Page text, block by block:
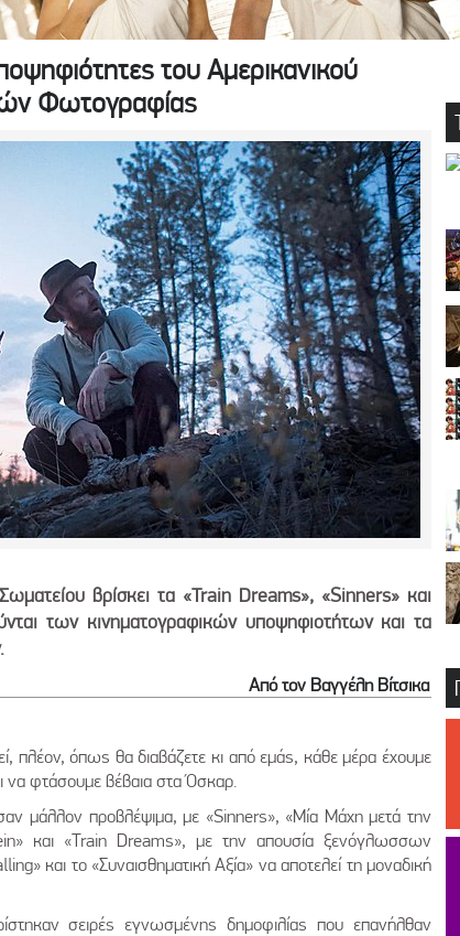
του Αμερικανικού
Φωτογραφίας
βρίσκει τα «Train Dreams», «Sinners» και
των κινηματογραφικών υποψηφιοτήτων και τα
Από τον Βαγγέλη Βίτσικα
πλέον, όπως θα διαβάζετε κι από εμάς, κάθε μέρα έχουμε
να φτάσουμε βέβαια στα Όσκαρ.
μάλλον προβλέψιμα, με «Sinners», «Μία Μάχη μετά την
και «Train Dreams», με την απουσία ξενόγλωσσων
και το «Συναισθηματική Αξία» να αποτελεί τη μοναδική
σειρές εγνωσμένης δημοφιλίας που επανήλθαν